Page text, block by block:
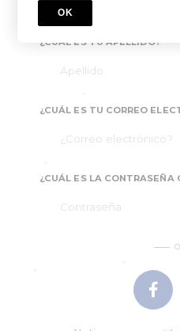
¿CUÁL ES TU APELLIDO?
¿CUÁL ES TU CORREO
¿CUÁL ES LA CONTRASEÑA
o
OK